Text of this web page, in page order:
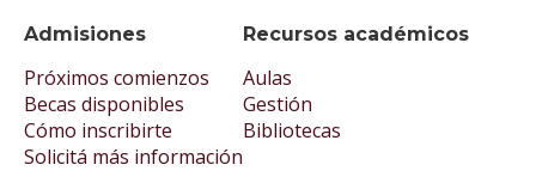
Admisiones
Próximos comienzos
Becas disponibles
Cómo inscribirte
Solicitá más información
Recursos académicos
Aulas
Gestión
Bibliotecas